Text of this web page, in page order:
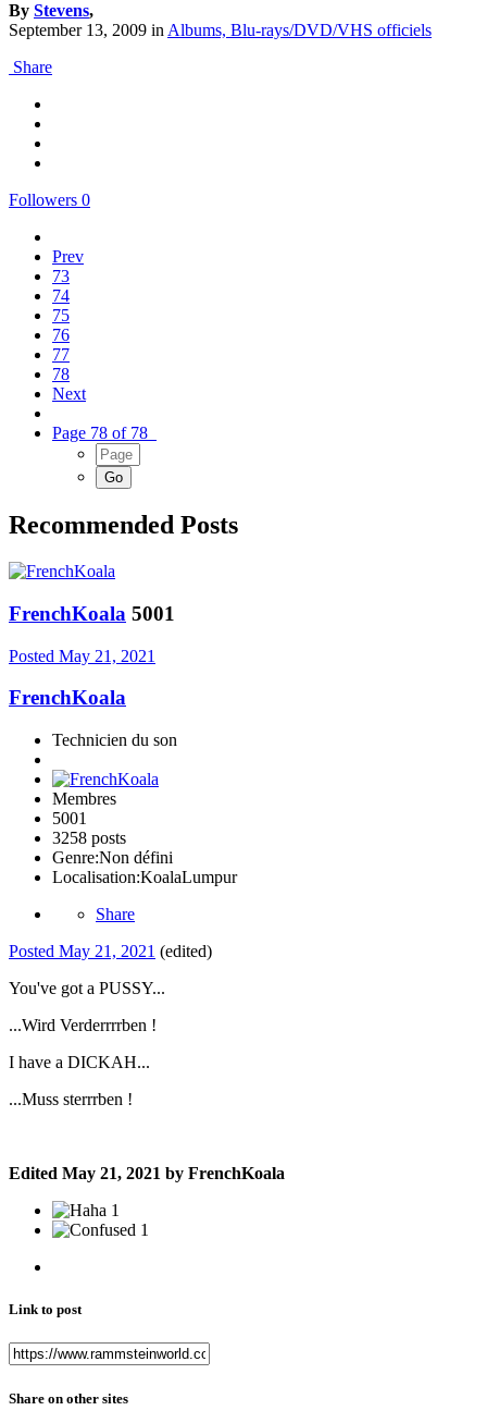
By Stevens,
September 13, 2009 inAlbums, Blu-rays/DVD/VHS officiels
Share
Followers 0
Prev
73
74
75
76
77
78
Next
Page 78 of 78
Recommended Posts
FrenchKoala 5001
Posted May 21, 2021
FrenchKoala
Technicien du son
Membres
5001
3258 posts
Genre:Non défini
Localisation:KoalaLumpur
Share
Posted May 21, 2021 (edited)
You've got a PUSSY...
...Wird Verderrrrben !
I have a DICKAH...
...Muss sterrrben !
Edited May 21, 2021 by FrenchKoala
1
1
Link to post
Share on other sites